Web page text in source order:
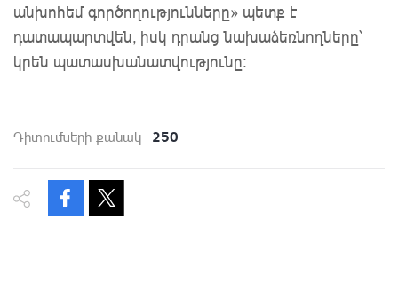
անխոհեմ գործողությունները» պետք է
դատապարտվեն, իսկ դրանց նախաձեռնողները՝
կրեն պատասխանատվությունը։
Դիտումների քանակ 250